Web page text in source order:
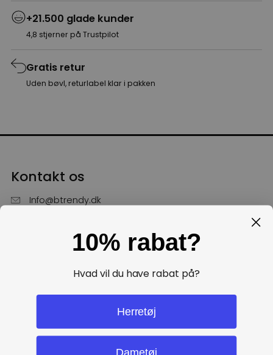
+21.500 glade kunder
4,8 stjerner på Trustpilot
Gratis retur
Uden bøvl, returlabel klar i pakken
Kontakt os
Info@btrendy.dk
Hverdage fra kl. 10 - 16
10% rabat?
Hvad vil du have rabat på?
Herretøj